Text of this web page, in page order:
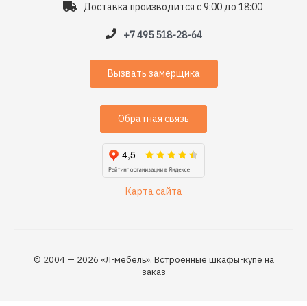
Доставка производится с 9:00 до 18:00
+7 495 518-28-64
Вызвать замерщика
Обратная связь
Карта сайта
© 2004 — 2026 «Л-мебель». Встроенные шкафы-купе на
заказ